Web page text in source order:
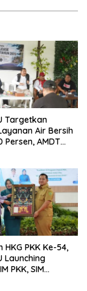
Targetkan
Air Bersih
Persen, AMDT
PKK Ke-54,
Launching
PKK, SIM